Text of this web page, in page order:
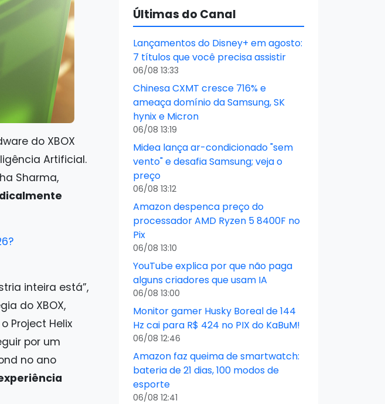
do XBOX
Artificial.
Sharma,
inteira está”,
do XBOX,
Project Helix
por um
no ano
Últimas do Canal
Lançamentos do Disney+ em agosto:
7 títulos que você precisa assistir
06/08 13:33
Chinesa CXMT cresce 716% e
ameaça domínio da Samsung, SK
hynix e Micron
06/08 13:19
Midea lança ar-condicionado "sem
vento" e desafia Samsung; veja o
preço
06/08 13:12
Amazon despenca preço do
processador AMD Ryzen 5 8400F no
Pix
06/08 13:10
YouTube explica por que não paga
alguns criadores que usam IA
06/08 13:00
Monitor gamer Husky Boreal de 144
Hz cai para R$ 424 no PIX do KaBuM!
06/08 12:46
Amazon faz queima de smartwatch:
bateria de 21 dias, 100 modos de
esporte
06/08 12:41